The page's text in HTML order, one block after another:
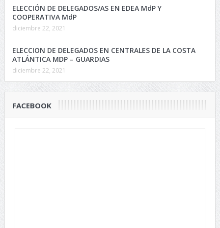
ELECCIÓN DE DELEGADOS/AS EN EDEA MdP Y
COOPERATIVA MdP
diciembre 22, 2021
ELECCION DE DELEGADOS EN CENTRALES DE LA COSTA
ATLÁNTICA MDP – GUARDIAS
diciembre 22, 2021
FACEBOOK